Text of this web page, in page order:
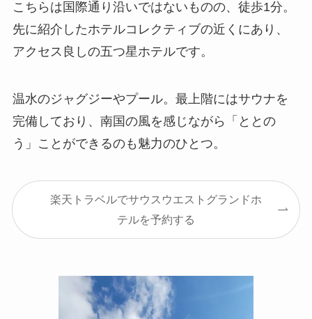
こちらは国際通り沿いではないものの、徒歩1分。
先に紹介したホテルコレクティブの近くにあり、
アクセス良しの五つ星ホテルです。
温水のジャグジーやプール。最上階にはサウナを
完備しており、南国の風を感じながら「ととの
う」ことができるのも魅力のひとつ。
楽天トラベルでサウスウエストグランドホ
テルを予約する